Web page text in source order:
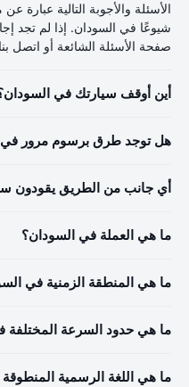
الأسئلة والأجوبة التالية عبارة
شيوعًا في السودان. إذا لم تجد
صفحة الأسئلة الشائعة أو اتصل
أين أوقف سيارتك في
هل توجد طرق برسوم مرور في
أي جانب من الطريق يقودون
ما هي العملة في السودان؟
ما هي المنطقة الزمنية في
ما هي حدود السرعة المختلفة
ما هي اللغة الرسمية